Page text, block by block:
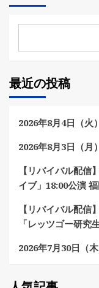
最近の投稿
2026年8月4日（火
2026年8月3日（月
【リバイバル配信
イブ」18:00公演
【リバイバル配信
「レッツゴー研究
2026年7月30日（